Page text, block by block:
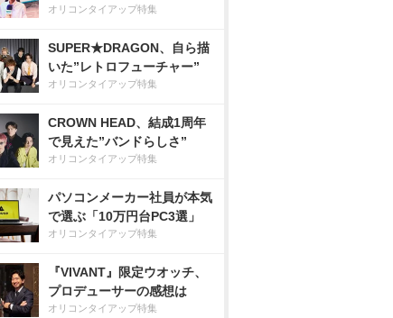
オリコンタイアップ特集
SUPER★DRAGON、自ら描
いた”レトロフューチャー”
オリコンタイアップ特集
CROWN HEAD、結成1周年
で見えた”バンドらしさ”
オリコンタイアップ特集
パソコンメーカー社員が本気
で選ぶ「10万円台PC3選」
オリコンタイアップ特集
『VIVANT』限定ウオッチ、
プロデューサーの感想は
オリコンタイアップ特集